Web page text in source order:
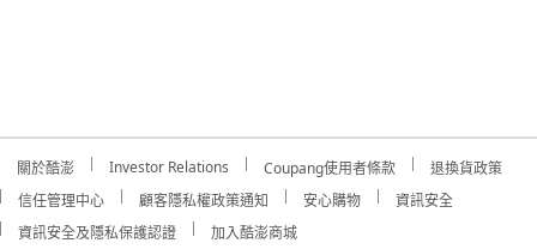
關於酷澎 Investor Relations Coupang使用者條款
退換貨政策
信任管理中心
顧客隱私權政策通知 安心購物
資訊安全
資訊安全及隱私保護認證
加入酷澎商城